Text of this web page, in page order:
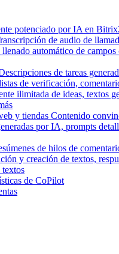
potenciado por IA en
de audio de
automático de campos
de tareas
de verificación,
ilimitada de ideas, textos
y tiendas Contenido
por IA, prompts
de hilos de
y creación de textos,
de CoPilot